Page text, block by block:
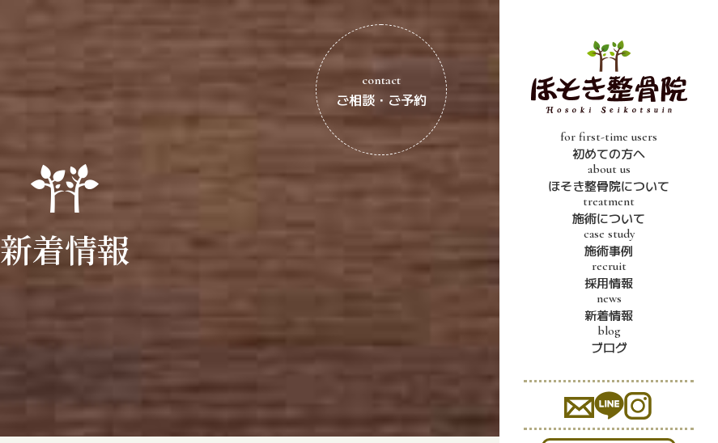
for first-time users
初めての方へ
about us
ほそき整骨院について
treatment
施術について
case study
施術事例
recruit
採用情報
news
新着情報
blog
ブログ
contact
ご相談・ご予約
新着情報